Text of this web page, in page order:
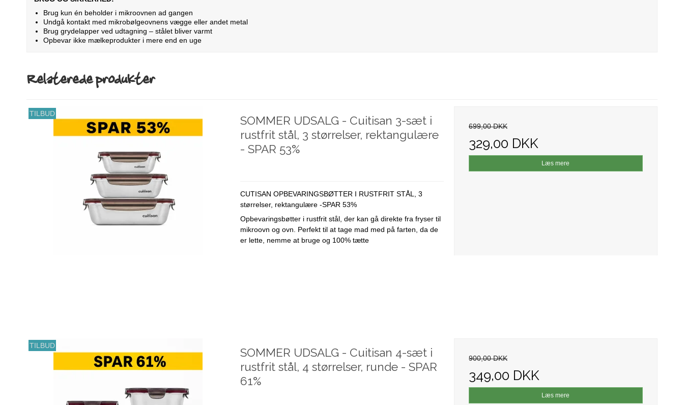
Brug kun én beholder i mikroovnen ad gangen
Undgå kontakt med mikrobølgeovnens vægge eller andet metal
Brug grydelapper ved udtagning – stålet bliver varmt
Opbevar ikke mælkeprodukter i mere end en uge
Relaterede produkter
TILBUD
SOMMER UDSALG - Cuitisan 3-sæt i
rustfrit stål, 3 størrelser, rektangulære
- SPAR 53%
CUTISAN OPBEVARINGSBØTTER I RUSTFRIT STÅL, 3
størrelser, rektangulære -SPAR 53%
Opbevaringsbøtter i rustfrit stål, der kan gå direkte fra fryser til
mikroovn og ovn. Perfekt til at tage mad med på farten, da de
er lette, nemme at bruge og 100% tætte
699,00 DKK
329,00 DKK
Læs mere
TILBUD
SOMMER UDSALG - Cuitisan 4-sæt i
rustfrit stål, 4 størrelser, runde - SPAR
61%
900,00 DKK
349,00 DKK
Læs mere